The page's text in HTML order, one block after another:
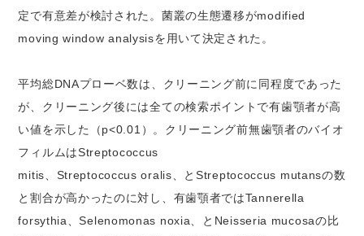
定で有意差が検討された。菌叢の生態遷移がmodified
moving window analysisを用いて決定された。
平均総DNAプローベ数は、クリーニング前に同程度であった
が、クリーニング後には全ての検索ポイントで有歯顎者が高
い値を示した（p<0.01）。クリーニング前無歯顎者のバイオ
フィルムはStreptococcus
mitis、Streptococcus oralis、とStreptococcus mutansの数
と割合が高かったのに対し、有歯顎者ではTannerella
forsythia、Selenomonas noxia、とNeisseria mucosaの比